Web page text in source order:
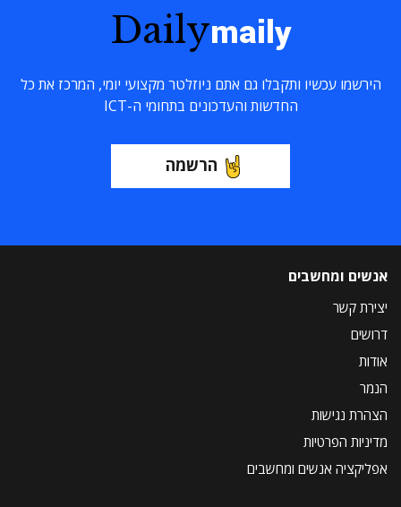
Dailymaily
הירשמו עכשיו ותקבלו גם אתם ניוזלטר מקצועי יומי, המרכז את כל
החדשות והעדכונים בתחומי ה-ICT
הרשמה
אנשים ומחשבים
יצירת קשר
דרושים
אודות
הנמר
הצהרת נגישות
מדיניות הפרטיות
אפליקציה אנשים ומחשבים